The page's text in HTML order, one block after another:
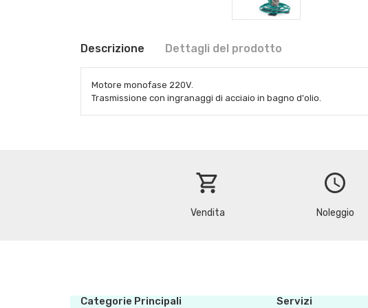
Descrizione Dettagli del prodotto
Motore monofase 220V.
Trasmissione con ingranaggi di acciaio in bagno d'olio.
shopping_cart
Vendita
schedule
Noleggio
Categorie Principali Servizi